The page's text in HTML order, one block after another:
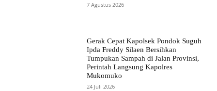
7 Agustus 2026
Gerak Cepat Kapolsek Pondok Suguh
Ipda Freddy Silaen Bersihkan
Tumpukan Sampah di Jalan Provinsi,
Perintah Langsung Kapolres
Mukomuko
24 Juli 2026